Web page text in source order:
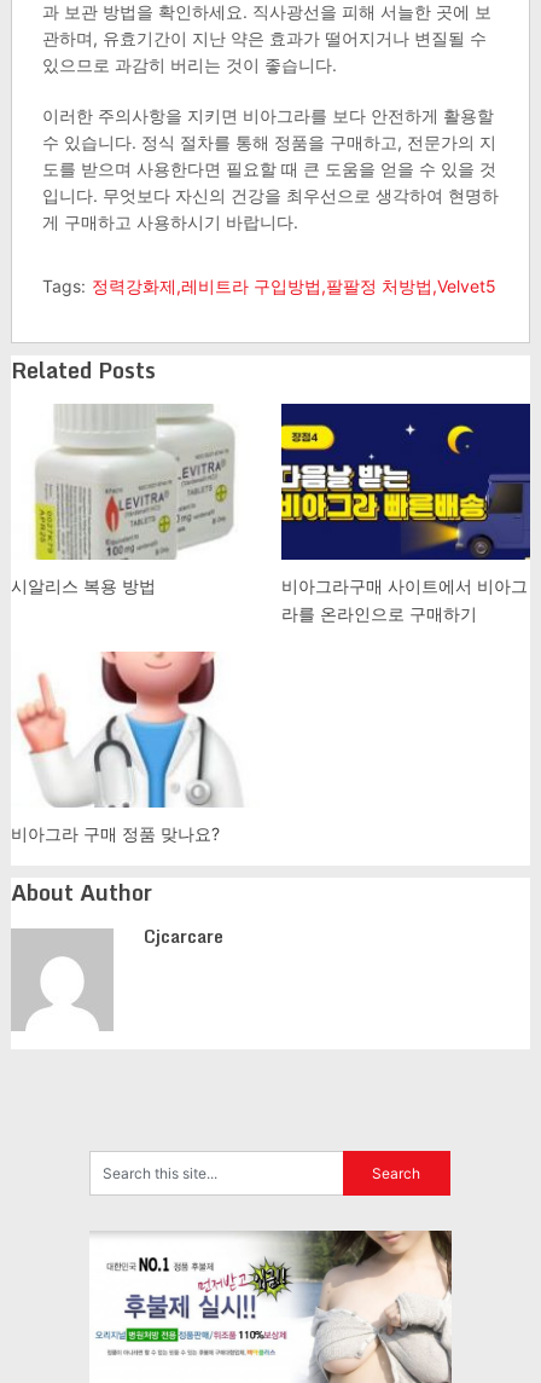
과 보관 방법을 확인하세요. 직사광선을 피해 서늘한 곳에 보
관하며, 유효기간이 지난 약은 효과가 떨어지거나 변질될 수
있으므로 과감히 버리는 것이 좋습니다.
이러한 주의사항을 지키면 비아그라를 보다 안전하게 활용할
수 있습니다. 정식 절차를 통해 정품을 구매하고, 전문가의 지
도를 받으며 사용한다면 필요할 때 큰 도움을 얻을 수 있을 것
입니다. 무엇보다 자신의 건강을 최우선으로 생각하여 현명하
게 구매하고 사용하시기 바랍니다. ​
Tags: 정력강화제,레비트라 구입방법,팔팔정 처방법,Velvet5
Related Posts
시알리스 복용 방법
비아그라구매 사이트에서 비아그
라를 온라인으로 구매하기
비아그라 구매 정품 맞나요?
About Author
Cjcarcare